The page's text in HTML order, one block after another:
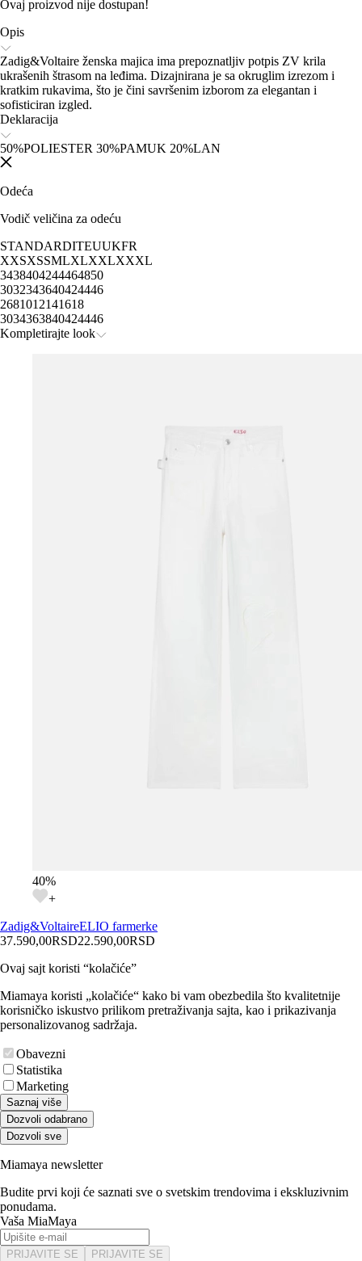
Ovaj proizvod nije dostupan!
Opis
Zadig&Voltaire ženska majica ima prepoznatljiv potpis ZV krila
ukrašenih štrasom na leđima. Dizajnirana je sa okruglim izrezom i
kratkim rukavima, što je čini savršenim izborom za elegantan i
sofisticiran izgled.
Deklaracija
50%POLIESTER 30%PAMUK 20%LAN
Odeća
Vodič veličina za odeću
STANDARDITEUUKFR
XXSXSSMLXLXXLXXXL
3438404244464850
3032343640424446
2681012141618
3034363840424446
Kompletirajte look
40%
+
Zadig&VoltaireELIO farmerke
37.590,00RSD22.590,00RSD
Ovaj sajt koristi “kolačiće”
Miamaya koristi „kolačiće“ kako bi vam obezbedila što kvalitetnije
korisničko iskustvo prilikom pretraživanja sajta, kao i prikazivanja
personalizovanog sadržaja.
Obavezni
Statistika
Marketing
Saznaj više
Dozvoli odabrano
Dozvoli sve
Miamaya newsletter
Budite prvi koji će saznati sve o svetskim trendovima i ekskluzivnim
ponudama.
Vaša MiaMaya
PRIJAVITE SE PRIJAVITE SE